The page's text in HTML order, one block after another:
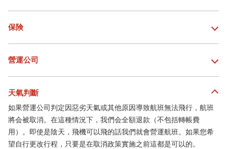
保険
營運公司
天氣判斷
如果營運公司判定因惡劣天氣或其他原因導致航班無法飛行，航班
將会被取消。在這種情況下，我們会全額退款（不包括轉帳費
用）。即使是陰天，飛機可以飛的話我們就會營運航班。如果您希
望自行更改行程，只要是在取消政策實施之前這都是可以的。